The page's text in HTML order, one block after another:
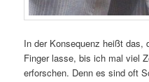
In der Konsequenz heißt
Finger lasse, bis ich mal viel
erforschen. Denn es sind oft